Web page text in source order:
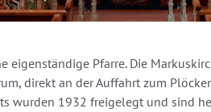
eigenständige Pfarre. Die
direkt an der Auffahrt zum
wurden 1932 freigelegt und sind